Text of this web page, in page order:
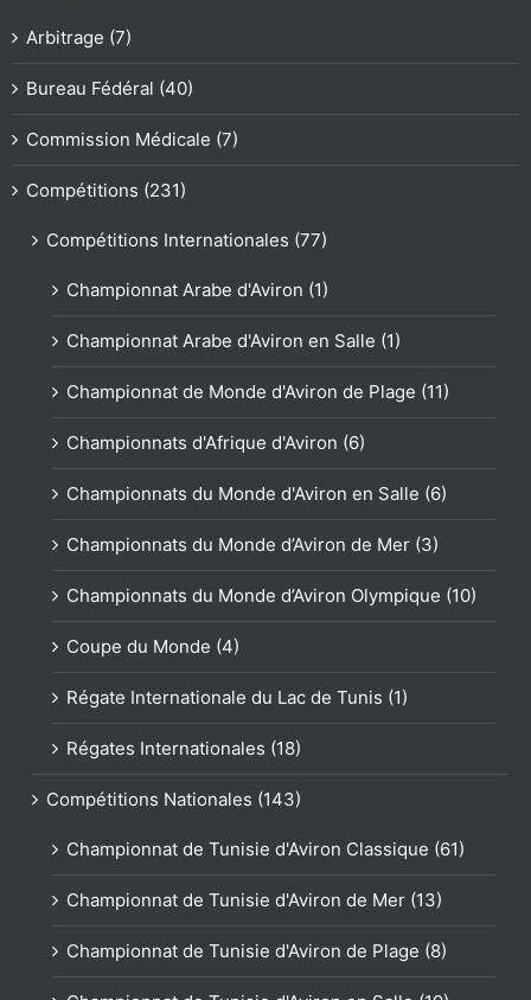
Arbitrage (7)
Bureau Fédéral (40)
Commission Médicale (7)
Compétitions (231)
Compétitions Internationales (77)
Championnat Arabe d'Aviron (1)
Championnat Arabe d'Aviron en Salle (1)
Championnat de Monde d'Aviron de Plage (11)
Championnats d'Afrique d'Aviron (6)
Championnats du Monde d'Aviron en Salle (6)
Championnats du Monde d’Aviron de Mer (3)
Championnats du Monde d’Aviron Olympique (10)
Coupe du Monde (4)
Régate Internationale du Lac de Tunis (1)
Régates Internationales (18)
Compétitions Nationales (143)
Championnat de Tunisie d'Aviron Classique (61)
Championnat de Tunisie d'Aviron de Mer (13)
Championnat de Tunisie d'Aviron de Plage (8)